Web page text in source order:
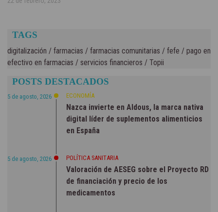
TAGS
digitalización / farmacias / farmacias comunitarias / fefe / pago en
efectivo en farmacias / servicios financieros / Topii
POSTS DESTACADOS
5 de agosto, 2026 ECONOMÍA
Nazca invierte en Aldous, la marca nativa
digital líder de suplementos alimenticios
en España
5 de agosto, 2026 POLÍTICA SANITARIA
Valoración de AESEG sobre el Proyecto RD
de financiación y precio de los
medicamentos